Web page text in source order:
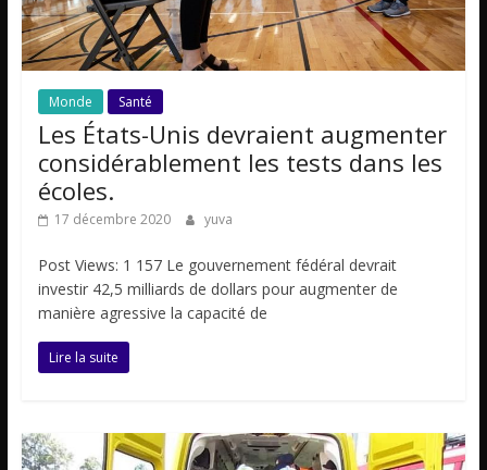
Monde Santé
Les États-Unis devraient augmenter
considérablement les tests dans les
écoles.
17 décembre 2020 yuva
Post Views: 1 157 Le gouvernement fédéral devrait
investir 42,5 milliards de dollars pour augmenter de
manière agressive la capacité de
Lire la suite